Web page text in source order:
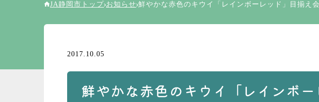
JA静岡市トップ お知らせ 鮮やかな赤色のキウイ「レインボーレッド」目揃え会
2017.10.05
鮮やかな赤色のキウイ「レインボ